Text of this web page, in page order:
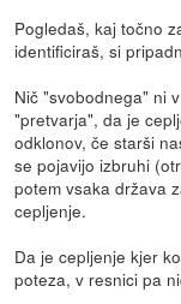
Pogledaš, kaj točno
identificiraš, si
Nič "svobodnega" ni
"pretvarja", da je
odklonov, če starši
se pojavijo izbruhi
potem vsaka država
cepljenje.
Da je cepljenje kjer
poteza, v resnici pa